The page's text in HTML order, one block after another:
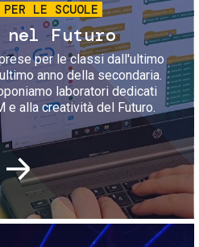
LE SCUOLE
Futuro
per le classi dall'ultimo
anno della secondaria.
laboratori dedicati
e alla creatività del Futuro.
Immagine